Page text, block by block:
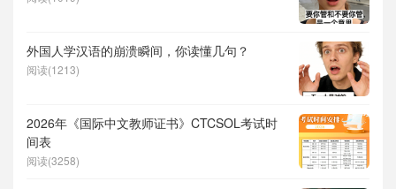
外国人学汉语的崩溃瞬间，你读懂几句？
阅读(1213)
2026年《国际中文教师证书》CTCSOL考试时
间表
阅读(3258)